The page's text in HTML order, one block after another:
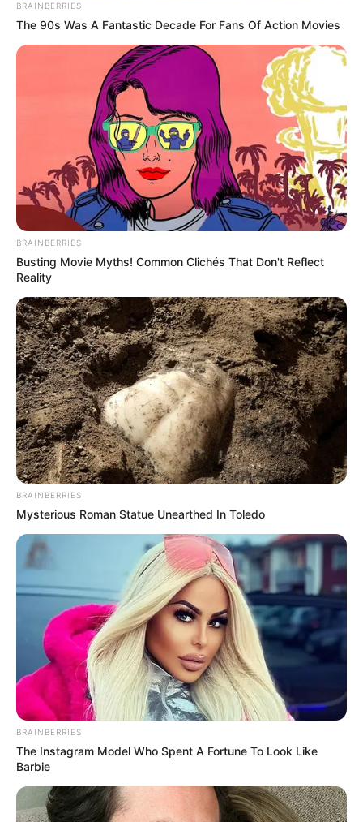
BRAINBERRIES
The 90s Was A Fantastic Decade For Fans Of Action Movies
BRAINBERRIES
Busting Movie Myths! Common Clichés That Don't Reflect
Reality
BRAINBERRIES
Mysterious Roman Statue Unearthed In Toledo
BRAINBERRIES
The Instagram Model Who Spent A Fortune To Look Like
Barbie